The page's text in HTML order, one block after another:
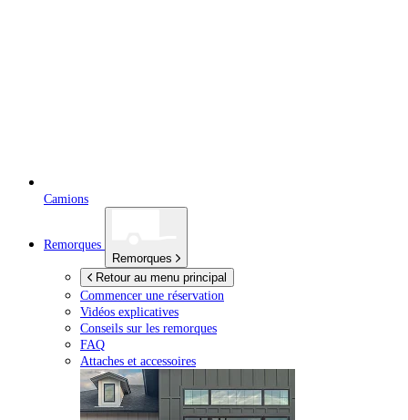
Camions
Remorques
Remorques
Retour au menu principal
Commencer une réservation
Vidéos explicatives
Conseils sur les remorques
FAQ
Attaches et accessoires